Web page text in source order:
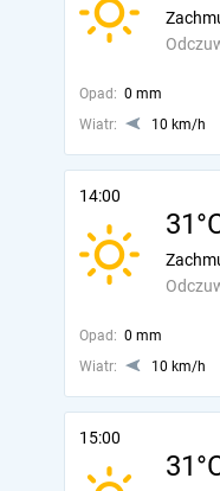
Opad: 0 mm
Wiatr:
10 km/h
14:00
Opad: 0 mm
Wiatr:
10 km/h
15:00